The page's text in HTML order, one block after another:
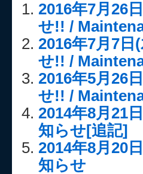
2016年7月26
せ!! /
2016年7月7
せ!! /
2016年5月26
せ!! /
2014年8月21
知らせ[追記]
2014年8月20
知らせ